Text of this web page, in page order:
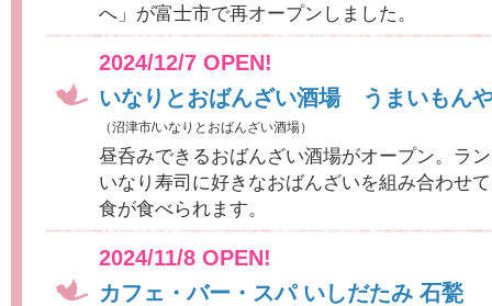
へ」が富士市で再オープンしました。
2024/12/7 OPEN!
いなりとおばんざい酒場 うまいもん
（沼津市/いなりとおばんざい酒場）
昼呑みできるおばんざい酒場がオープン。ラ
いなり寿司に好きなおばんざいを組み合わせ
食が食べられます。
2024/11/8 OPEN!
カフェ・バー・スパ いしだたみ 石甃